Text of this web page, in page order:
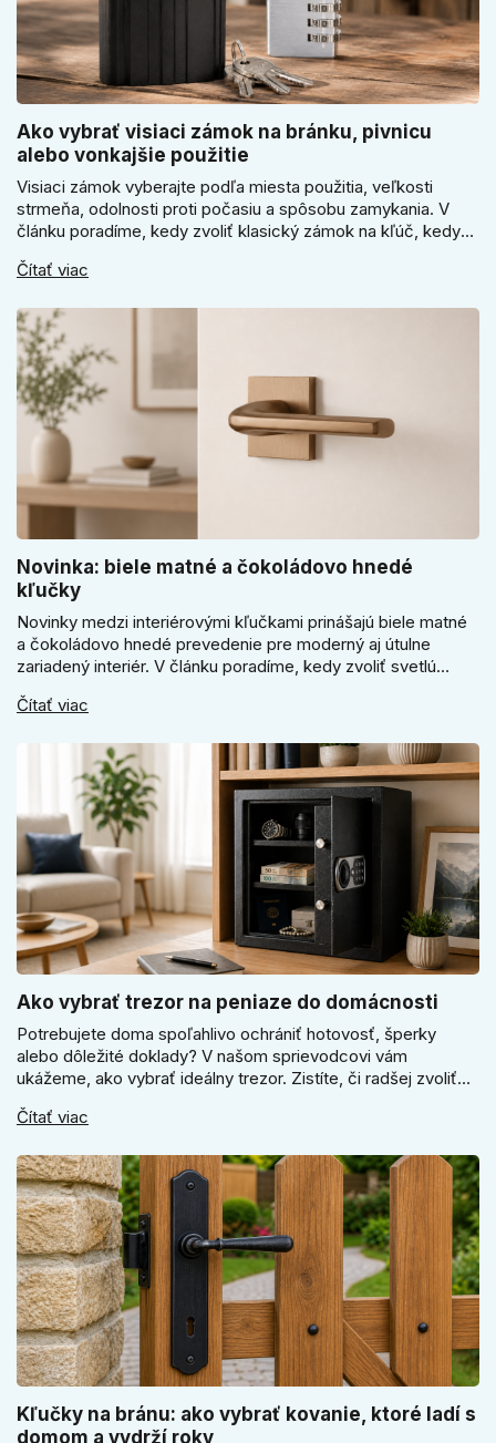
Ako vybrať visiaci zámok na bránku, pivnicu
alebo vonkajšie použitie
Visiaci zámok vyberajte podľa miesta použitia, veľkosti
strmeňa, odolnosti proti počasiu a spôsobu zamykania. V
článku poradíme, kedy zvoliť klasický zámok na kľúč, kedy
sa pri bránke, pivnici alebo záhradnom domčeku neoplatí
Čítať viac
Novinka: biele matné a čokoládovo hnedé
kľučky
Novinky medzi interiérovými kľučkami prinášajú biele matné
a čokoládovo hnedé prevedenie pre moderný aj útulne
zariadený interiér. V článku poradíme, kedy zvoliť svetlú
ako vyberať medzi okrúhlym a štvorcovým štítom. Nové
Čítať viac
Ako vybrať trezor na peniaze do domácnosti
Potrebujete doma spoľahlivo ochrániť hotovosť, šperky
alebo dôležité doklady? V našom sprievodcovi vám
ukážeme, ako vybrať ideálny trezor. Zistíte, či radšej zvoliť
kľúčové jeho správne ukotvenie.
Čítať viac
Kľučky na bránu: ako vybrať kovanie, ktoré ladí s
domom a vydrží roky